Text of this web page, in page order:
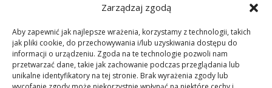
Zarządzaj zgodą
Aby zapewnić jak najlepsze wrażenia, korzystamy z technologii, takich
jak pliki cookie, do przechowywania i/lub uzyskiwania dostępu do
informacji o urządzeniu. Zgoda na te technologie pozwoli nam
przetwarzać dane, takie jak zachowanie podczas przeglądania lub
unikalne identyfikatory na tej stronie. Brak wyrażenia zgody lub
się na rzetelnej dokumentacji.Niezależna
ekspertyza technicznastanowi fundament, który
pozwala na obiektywne określenie rozmiaru zniszczeń,
eliminując ryzyko zaniżonych wycen.